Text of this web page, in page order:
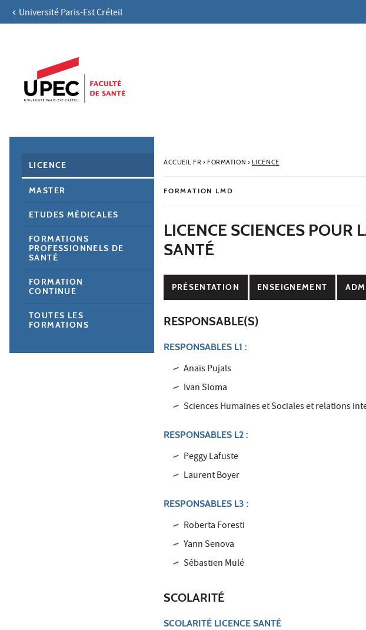
Aller au contenu
Navigation secondaire
Université Paris-Est Créteil
ACCUEIL FR› FORMATION › LICENCE
FORMATION LMD
LICENCE SCIENCES POUR
SANTÉ
PRÉSENTATION ENSEIGNEMENT
RESPONSABLE(S)
RESPONSABLES L1 :
Anaïs Pujals
Ivan Sloma
Sciences Humaines et Sociales et relations
RESPONSABLES L2 :
Peggy Lafuste
Laurent Boyer
RESPONSABLES L3 :
Roberta Foresti
Yann Senova
Sébastien Mulé
SCOLARITÉ
SCOLARITÉ LICENCE SANTÉ
LICENCE
MASTER
ETUDES MÉDICALES
FORMATIONS
PROFESSIONNELS DE
SANTÉ
FORMATION
CONTINUE
TOUTES LES
FORMATIONS